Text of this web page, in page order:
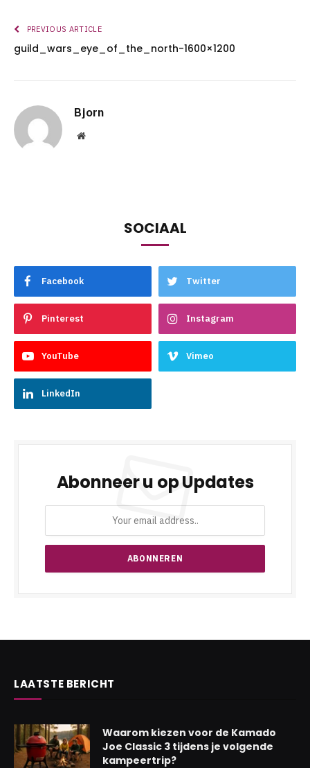
PREVIOUS ARTICLE
guild_wars_eye_of_the_north-1600×1200
Bjorn
Website
SOCIAAL
Facebook Twitter
Pinterest Instagram
YouTube Vimeo
LinkedIn
Abonneer u op Updates
LAATSTE BERICHT
Waarom kiezen voor de Kamado
Joe Classic 3 tijdens je volgende
kampeertrip?